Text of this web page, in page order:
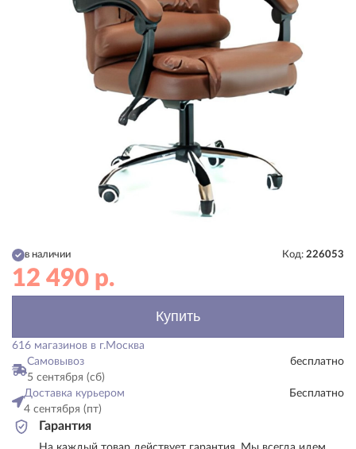
в наличии Код: 226053
12 490 р.
Купить
616 магазинов в г.Москва
Самовывоз
5 сентября (сб)
бесплатно
Доставка курьером
4 сентября (пт)
Бесплатно
Гарантия